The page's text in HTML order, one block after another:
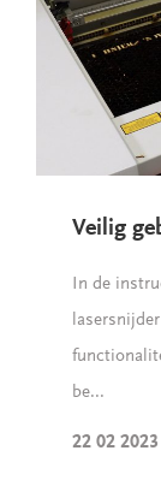
Veilig
In de
be...
22 02 2023